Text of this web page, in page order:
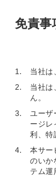
免責事
1.
当社は
2.
当社は
ん。
3.
ユーザ
ージレ
利、特
4.
本サー
のいか
テム運